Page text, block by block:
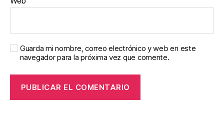
Guarda mi nombre, correo electrónico y web en este
navegador para la próxima vez que comente.